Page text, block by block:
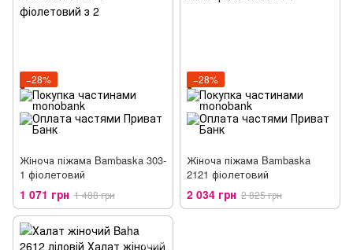
−28%
Жіноча піжама Bambaska 303-
1 фіолетовий
1 071 грн 1 488 грн
−28%
Жіноча піжама Bambaska
2121 фіолетовий
2 034 грн 2 825 грн